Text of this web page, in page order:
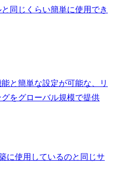
同じくらい簡単に使用でき
と簡単な設定が可能な、リ
をグローバル規模で提供
に使用しているのと同じサ